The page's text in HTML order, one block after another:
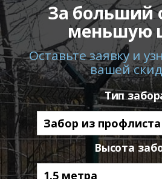
За больший
меньшую
Оставьте заявку и
вашей
Тип
Высота